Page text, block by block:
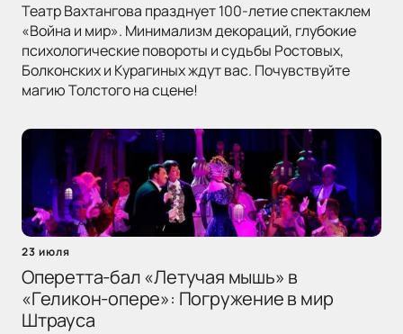
Театр Вахтангова празднует 100-летие спектаклем
«Война и мир». Минимализм декораций, глубокие
психологические повороты и судьбы Ростовых,
Болконских и Курагиных ждут вас. Почувствуйте
магию Толстого на сцене!
23 июля
Оперетта-бал «Летучая мышь» в
«Геликон-опере»: Погружение в мир
Штрауса